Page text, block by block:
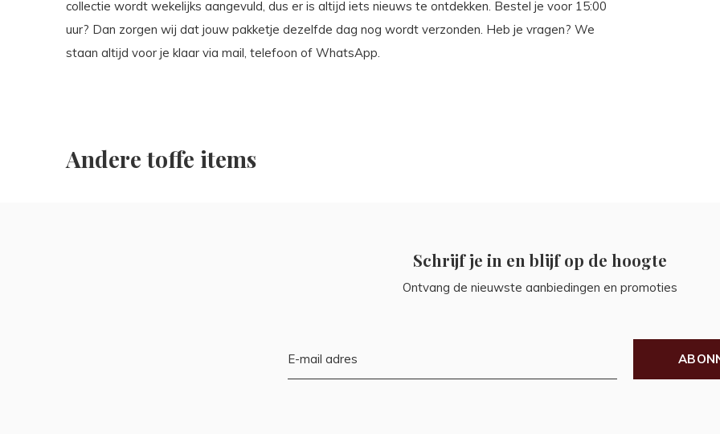
collectie wordt wekelijks aangevuld, dus er is altijd iets nieuws te ontdekken. Bestel je voor 15:00
uur? Dan zorgen wij dat jouw pakketje dezelfde dag nog wordt verzonden. Heb je vragen? We
staan altijd voor je klaar via mail, telefoon of WhatsApp.
Andere toffe items
Schrijf je in en blijf op de hoogte
Ontvang de nieuwste aanbiedingen en promoties